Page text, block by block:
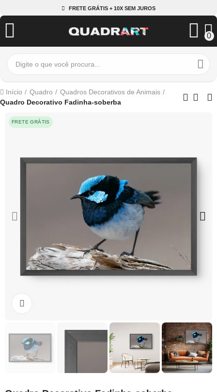
FRETE GRÁTIS + 10X SEM JUROS
0
Início Quadro
Quadros Decorativos de Animais
Quadro Decorativo Fadinha-soberba
FRETE GRÁTIS